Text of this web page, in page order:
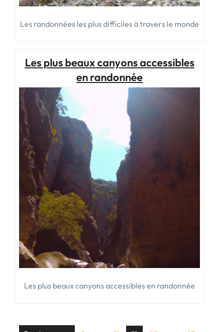
Les randonnées les plus difficiles à travers le monde
Les plus beaux canyons accessibles
en randonnée
Les plus beaux canyons accessibles en randonnée